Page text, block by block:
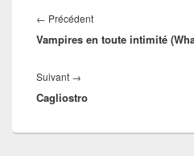
de
l’article
← PrécédentArticle
précédent :
Vampires en toute intimité
Suivant →
suivant :
Cagliostro